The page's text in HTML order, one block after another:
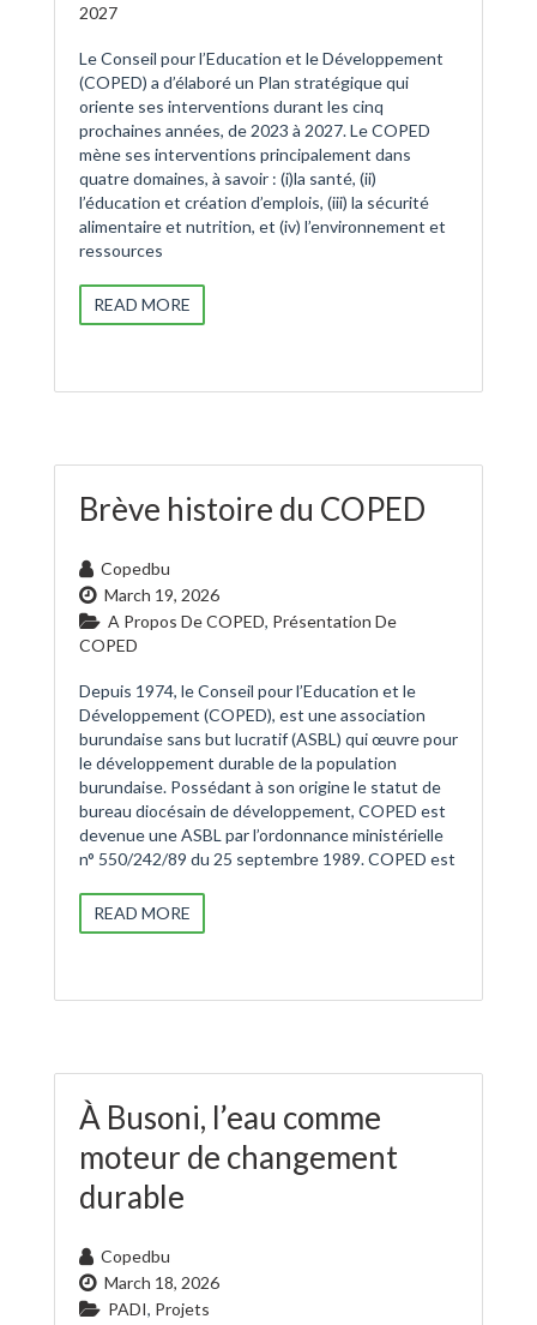
2027
Le Conseil pour l’Education et le Développement
(COPED) a d’élaboré un Plan stratégique qui
oriente ses interventions durant les cinq
prochaines années, de 2023 à 2027. Le COPED
mène ses interventions principalement dans
quatre domaines, à savoir : (i)la santé, (ii)
l’éducation et création d’emplois, (iii) la sécurité
alimentaire et nutrition, et (iv) l’environnement et
ressources
READ MORE
Brève histoire du COPED
Copedbu
March 19, 2026
A Propos De COPED, Présentation De
COPED
Depuis 1974, le Conseil pour l’Education et le
Développement (COPED), est une association
burundaise sans but lucratif (ASBL) qui œuvre pour
le développement durable de la population
burundaise. Possédant à son origine le statut de
bureau diocésain de développement, COPED est
devenue une ASBL par l’ordonnance ministérielle
n° 550/242/89 du 25 septembre 1989. COPED est
READ MORE
À Busoni, l’eau comme
moteur de changement
durable
Copedbu
March 18, 2026
PADI, Projets